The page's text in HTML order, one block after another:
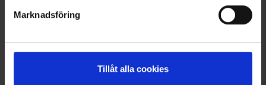
Marknadsföring
Tillåt alla cookies
Hiker Pack Strap 125 cm Hiker Pack Strap 200 cm
5,95 €